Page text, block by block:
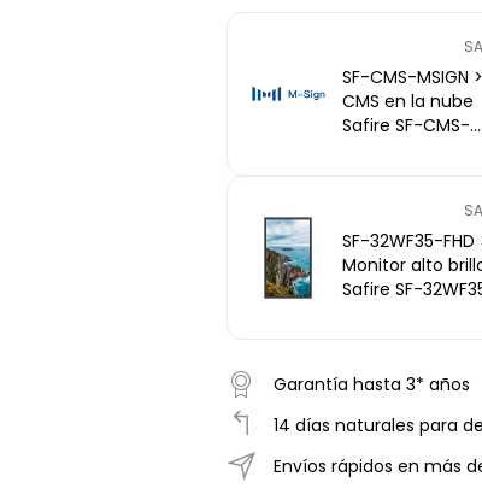
SF-CMS-MSIGN >
CMS en la nube
Safire SF-CMS-
SF-32WF35-FHD
Monitor alto
Safire SF-
Garantía hasta 3* años
14 días naturales para
Envíos rápidos en más